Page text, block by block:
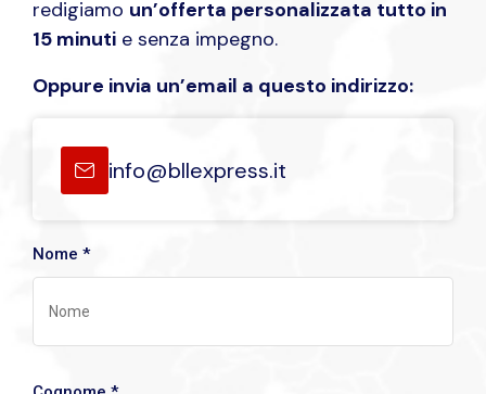
redigiamo un’offerta personalizzata tutto in
15 minuti e senza impegno.
Oppure invia un’email a questo indirizzo:
info@bllexpress.it
Nome *